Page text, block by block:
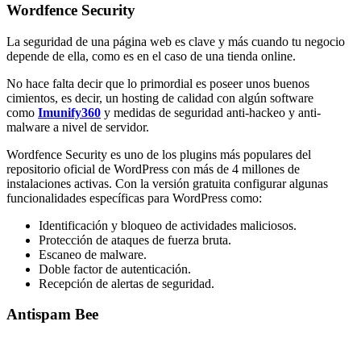
Wordfence Security
La seguridad de una página web es clave y más cuando tu negocio
depende de ella, como es en el caso de una tienda online.
No hace falta decir que lo primordial es poseer unos buenos
cimientos, es decir, un hosting de calidad con algún software
como Imunify360 y medidas de seguridad anti-hackeo y anti-
malware a nivel de servidor.
Wordfence Security es uno de los plugins más populares del
repositorio oficial de WordPress con más de 4 millones de
instalaciones activas. Con la versión gratuita configurar algunas
funcionalidades específicas para WordPress como:
Identificación y bloqueo de actividades maliciosos.
Protección de ataques de fuerza bruta.
Escaneo de malware.
Doble factor de autenticación.
Recepción de alertas de seguridad.
Antispam Bee